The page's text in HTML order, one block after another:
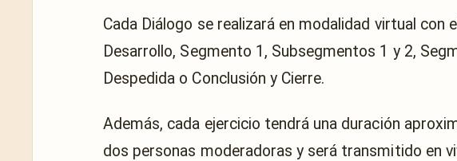
Cada Diálogo se realizará en modalidad virtual con
Desarrollo, Segmento 1, Subsegmentos 1 y 2,
Despedida o Conclusión y Cierre.
Además, cada ejercicio tendrá una duración
dos personas moderadoras y será transmitido en